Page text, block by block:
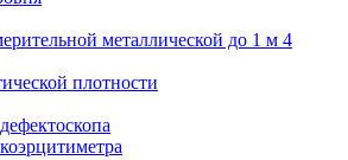
металлической до 1 м 4
плотности